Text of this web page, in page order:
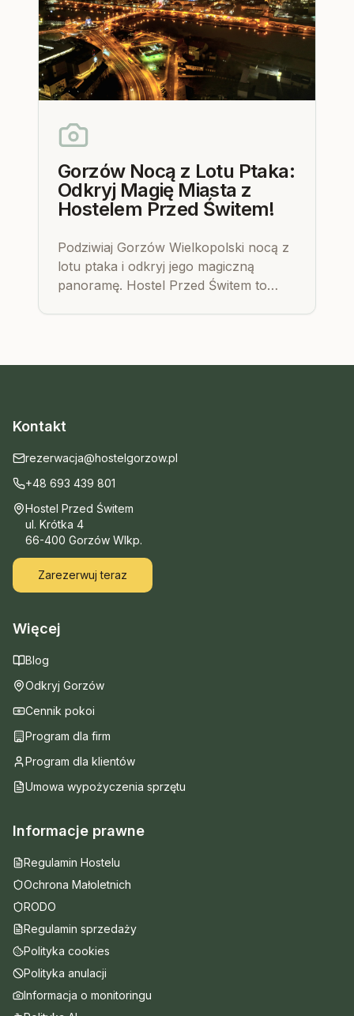
Gorzów Nocą z Lotu Ptaka:
Odkryj Magię Miasta z
Hostelem Przed Świtem!
Podziwiaj Gorzów Wielkopolski nocą z
lotu ptaka i odkryj jego magiczną
panoramę. Hostel Przed Świtem to
Kontakt
rezerwacja@hostelgorzow.pl
+48 693 439 801
Hostel Przed Świtem
ul. Krótka 4
66-400 Gorzów Wlkp.
Zarezerwuj teraz
Więcej
Blog
Odkryj Gorzów
Cennik pokoi
Program dla firm
Program dla klientów
Umowa wypożyczenia sprzętu
Informacje prawne
Regulamin Hostelu
Ochrona Małoletnich
RODO
Regulamin sprzedaży
Polityka cookies
Polityka anulacji
Informacja o monitoringu